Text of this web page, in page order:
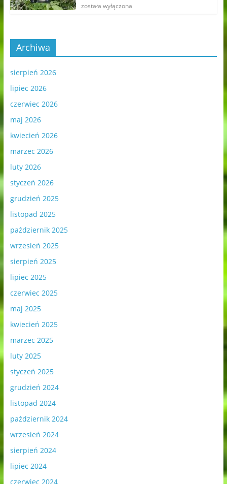
została wyłączona
Archiwa
sierpień 2026
lipiec 2026
czerwiec 2026
maj 2026
kwiecień 2026
marzec 2026
luty 2026
styczeń 2026
grudzień 2025
listopad 2025
październik 2025
wrzesień 2025
sierpień 2025
lipiec 2025
czerwiec 2025
maj 2025
kwiecień 2025
marzec 2025
luty 2025
styczeń 2025
grudzień 2024
listopad 2024
październik 2024
wrzesień 2024
sierpień 2024
lipiec 2024
czerwiec 2024